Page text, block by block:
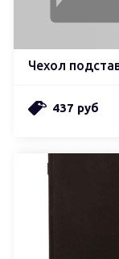
437 руб